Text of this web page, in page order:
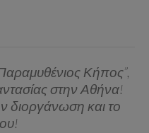
Κήπος”,
στην Αθήνα!
διοργάνωση και το